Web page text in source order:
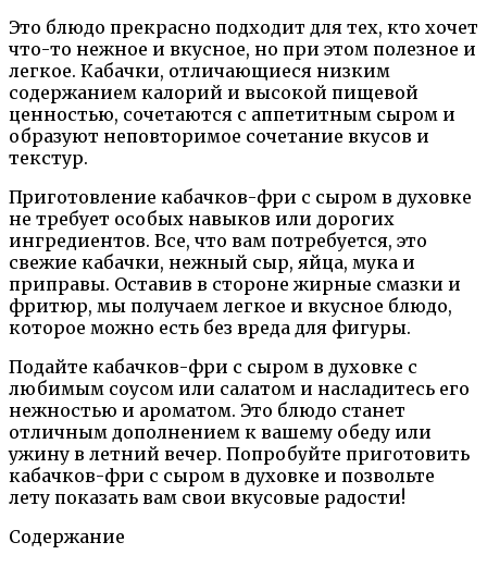
Это блюдо прекрасно подходит для тех, кто хочет
что-то нежное и вкусное, но при этом полезное и
легкое. Кабачки, отличающиеся низким
содержанием калорий и высокой пищевой
ценностью, сочетаются с аппетитным сыром и
образуют неповторимое сочетание вкусов и
текстур.
Приготовление кабачков-фри с сыром в духовке
не требует особых навыков или дорогих
ингредиентов. Все, что вам потребуется, это
свежие кабачки, нежный сыр, яйца, мука и
приправы. Оставив в стороне жирные смазки и
фритюр, мы получаем легкое и вкусное блюдо,
которое можно есть без вреда для фигуры.
Подайте кабачков-фри с сыром в духовке с
любимым соусом или салатом и насладитесь его
нежностью и ароматом. Это блюдо станет
отличным дополнением к вашему обеду или
ужину в летний вечер. Попробуйте приготовить
кабачков-фри с сыром в духовке и позвольте
лету показать вам свои вкусовые радости!
Содержание